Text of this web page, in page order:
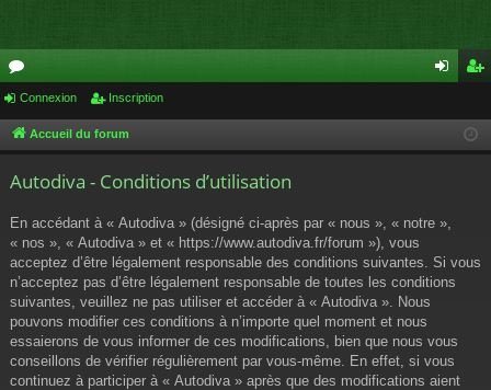
or
u cri
Connexion Inscription
Accueil du forum
Autodiva - Conditions d’utilisation
En accédant à « Autodiva » (désigné ci-après par « nous », « notre »,
« nos », « Autodiva » et « https://www.autodiva.fr/forum »), vous
acceptez d’être légalement responsable des conditions suivantes. Si vous
n’acceptez pas d’être légalement responsable de toutes les conditions
suivantes, veuillez ne pas utiliser et accéder à « Autodiva ». Nous
pouvons modifier ces conditions à n’importe quel moment et nous
essaierons de vous informer de ces modifications, bien que nous vous
conseillons de vérifier régulièrement par vous-même. En effet, si vous
continuez à participer à « Autodiva » après que des modifications aient